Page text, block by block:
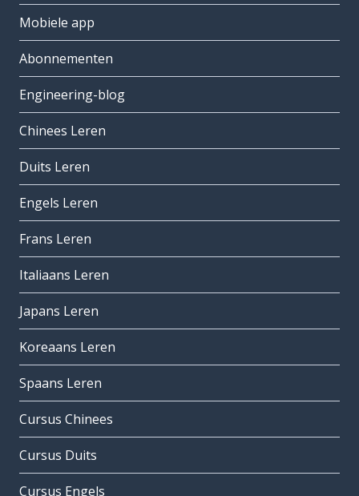
Mobiele app
Abonnementen
Engineering-blog
Chinees Leren
Duits Leren
Engels Leren
Frans Leren
Italiaans Leren
Japans Leren
Koreaans Leren
Spaans Leren
Cursus Chinees
Cursus Duits
Cursus Engels